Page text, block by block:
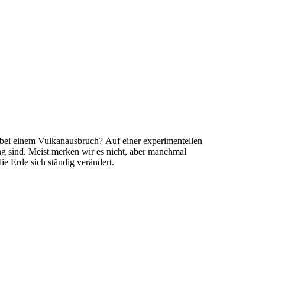
einem Vulkanausbruch? Auf einer experimentellen
sind. Meist merken wir es nicht, aber manchmal
Erde sich ständig verändert.